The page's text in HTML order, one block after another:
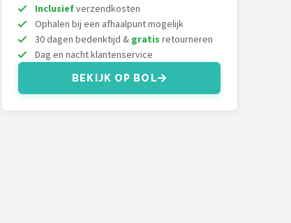
Inclusiefverzendkosten
Ophalen bij een afhaalpunt mogelijk
30 dagen bedenktijd & gratis retourneren
Dag en nacht klantenservice
BEKIJK OP BOL